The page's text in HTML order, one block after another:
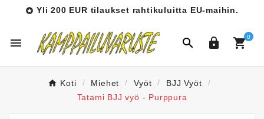
 Yli 200 EUR tilaukset rahtikuluitta EU-maihin.
   0
Koti Miehet Vyöt
BJJ Vyöt
Tatami BJJ vyö - Purppura